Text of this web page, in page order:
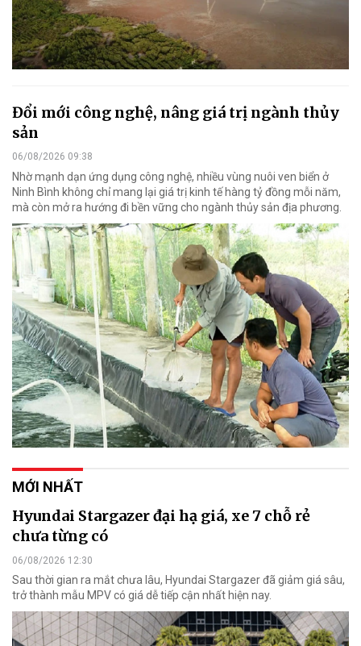
Đổi mới công nghệ, nâng giá trị ngành thủy
sản
06/08/2026 09:38
Nhờ mạnh dạn ứng dụng công nghệ, nhiều vùng nuôi ven biển ở
Ninh Bình không chỉ mang lại giá trị kinh tế hàng tỷ đồng mỗi năm,
mà còn mở ra hướng đi bền vững cho ngành thủy sản địa phương.
MỚI NHẤT
Hyundai Stargazer đại hạ giá, xe 7 chỗ rẻ
chưa từng có
06/08/2026 12:30
Sau thời gian ra mắt chưa lâu, Hyundai Stargazer đã giảm giá sâu,
trở thành mẫu MPV có giá dễ tiếp cận nhất hiện nay.